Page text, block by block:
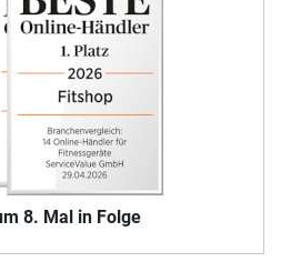
8. Mal in Folge